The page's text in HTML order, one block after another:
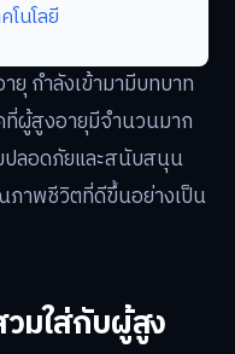
โนโลยี
ยุ กำลังเข้ามามีบทบาท
ที่ผู้สูงอายุมีจำนวนมาก
ปลอดภัยและสนับสนุน
าพชีวิตที่ดีขึ้นอย่างเป็น
วมใส่กับผู้สูง